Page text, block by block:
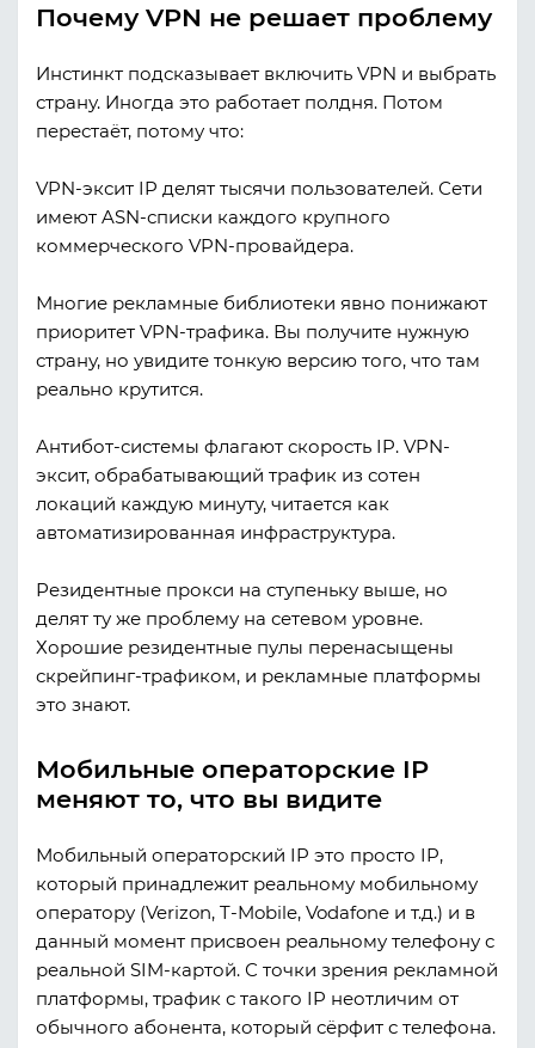
Почему VPN не решает проблему
Инстинкт подсказывает включить VPN и выбрать
страну. Иногда это работает полдня. Потом
перестаёт, потому что:
VPN-эксит IP делят тысячи пользователей. Сети
имеют ASN-списки каждого крупного
коммерческого VPN-провайдера.
Многие рекламные библиотеки явно понижают
приоритет VPN-трафика. Вы получите нужную
страну, но увидите тонкую версию того, что там
реально крутится.
Антибот-системы флагают скорость IP. VPN-
эксит, обрабатывающий трафик из сотен
локаций каждую минуту, читается как
автоматизированная инфраструктура.
Резидентные прокси на ступеньку выше, но
делят ту же проблему на сетевом уровне.
Хорошие резидентные пулы перенасыщены
скрейпинг-трафиком, и рекламные платформы
это знают.
Мобильные операторские IP
меняют то, что вы видите
Мобильный операторский IP это просто IP,
который принадлежит реальному мобильному
оператору (Verizon, T-Mobile, Vodafone и т.д.) и в
данный момент присвоен реальному телефону с
реальной SIM-картой. С точки зрения рекламной
платформы, трафик с такого IP неотличим от
обычного абонента, который сёрфит с телефона.